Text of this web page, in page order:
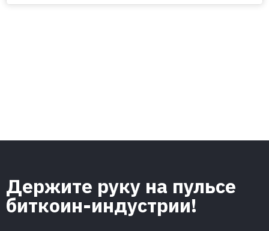
Держите руку на пульсе
биткоин-индустрии!